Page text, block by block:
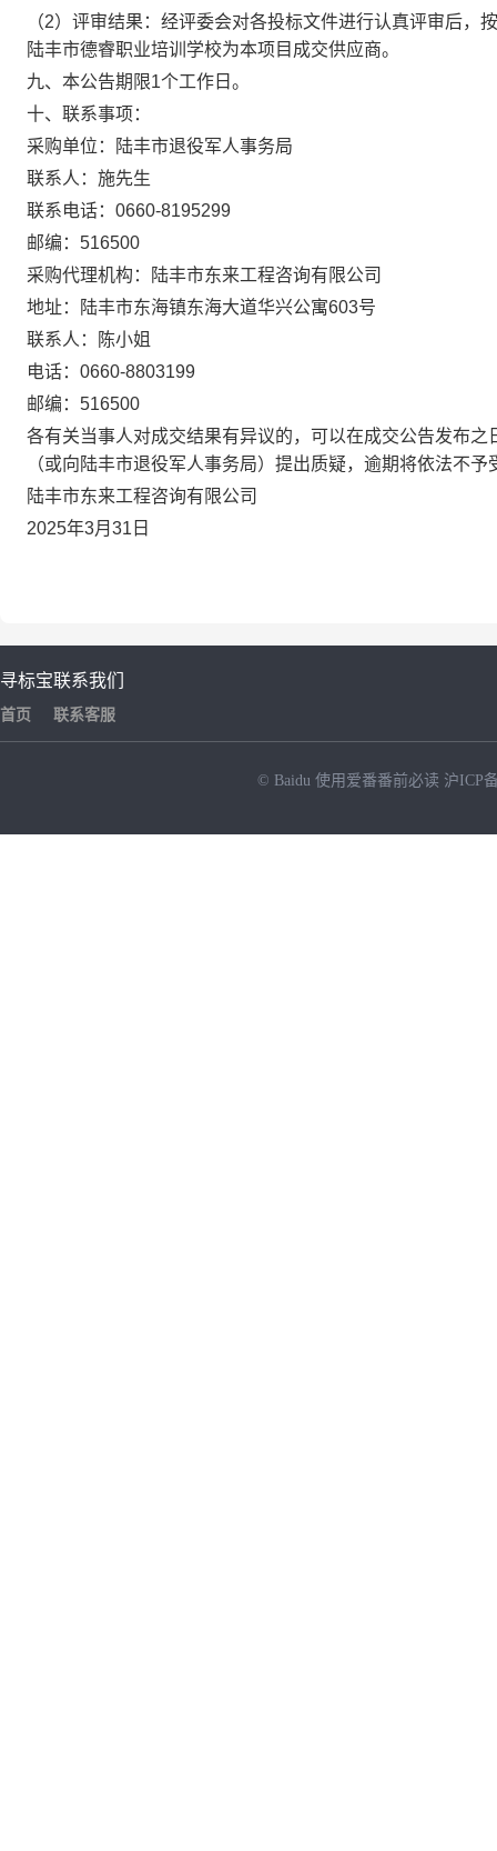
（2）评审结果：经评委会对各投标文件进行认真评审后
陆丰市德睿职业培训学校为本项目成交供应商。
九、本公告期限1个工作日。
十、联系事项：
采购单位：陆丰市退役军人事务局
联系人：施先生
联系电话：0660-8195299
邮编：516500
采购代理机构：陆丰市东来工程咨询有限公司
地址：陆丰市东海镇东海大道华兴公寓603号
联系人：陈小姐
电话：0660-8803199
邮编：516500
各有关当事人对成交结果有异议的，可以在成交公告发布
（或向陆丰市退役军人事务局）提出质疑，逾期将依法不予
陆丰市东来工程咨询有限公司
2025年3月31日
寻标宝
首页
联系我们
联系客服
© Baidu 使用爱番番前必读 沪ICP